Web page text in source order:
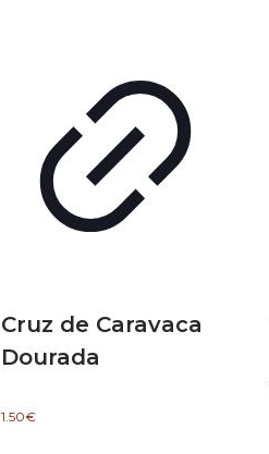
Cruz de Caravaca
Dourada
1.50€